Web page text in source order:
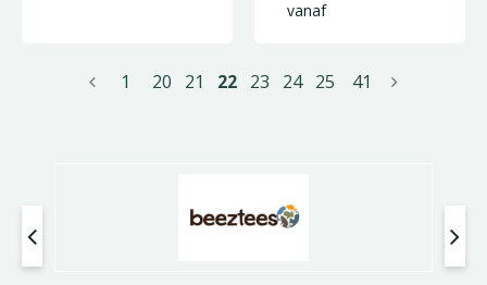
vanaf
1 20 21 22 23 24 25 41